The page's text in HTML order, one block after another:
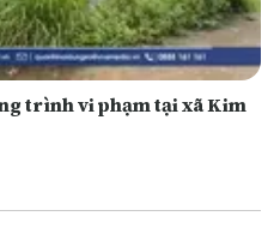
trình vi phạm tại xã Kim